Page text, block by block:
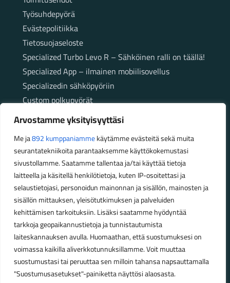
Arvostamme yksityisyyttäsi
Me ja892 kumppaniammekäytämme evästeitä sekä muita
seurantatekniikoita parantaaksemme käyttökokemustasi
sivustollamme. Saatamme tallentaa ja/tai käyttää tietoja
laitteella ja käsitellä henkilötietoja, kuten IP-osoitettasi ja
selaustietojasi, personoidun mainonnan ja sisällön, mainosten ja
sisällön mittauksen, yleisötutkimuksen ja palveluiden
kehittämisen tarkoituksiin. Lisäksi saatamme hyödyntää
tarkkoja geopaikannustietoja ja tunnistautumista
laiteskannauksen avulla. Huomaathan, että suostumuksesi on
voimassa kaikilla aliverkkotunnuksillamme. Voit muuttaa
suostumustasi tai peruuttaa sen milloin tahansa napsauttamalla
"Suostumusasetukset"-painiketta näyttösi alaosasta.
Työsuhdepyörä
Evästepolitiikka
Tietosuojaseloste
Specialized Turbo Levo R – Sähköinen ralli on täällä!
Specialized App – ilmainen mobiilisovellus
Specializedin sähköpyöriin
Custom polkupyörät
Fatbikellä helppoa ja huoletonta etenemistä
maastossa
Aukioloajat
Talvikauden aukioloajat (1.10.2025 – 28.2.2026)
Ma-Pe 10-18
La 10-14
Kesäkauden aukioloajat (1.3.2026 – 30.9.2026)
Ma-Pe 10-18
La 9-15